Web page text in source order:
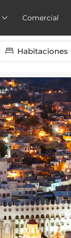
Comercial
Habitaciones